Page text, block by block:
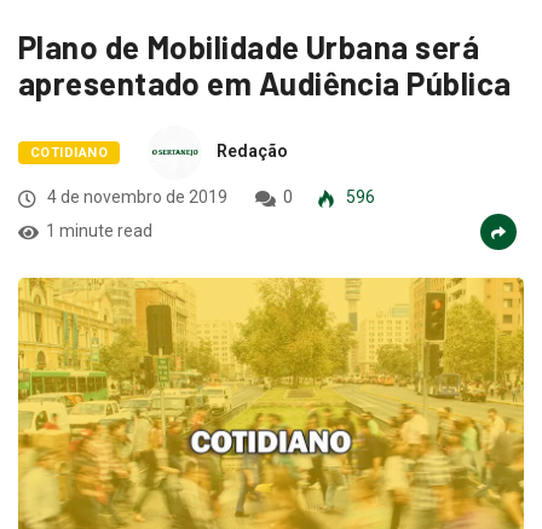
Plano de Mobilidade Urbana será
apresentado em Audiência Pública
COTIDIANO Redação
4 de novembro de 2019 0
596
1 minute read